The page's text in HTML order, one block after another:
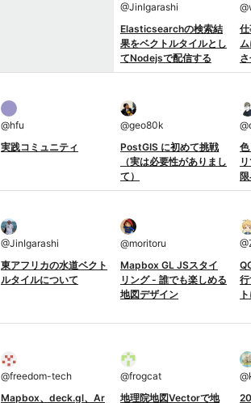
@JinIgarashi
Elasticsearchの検索結
果をベクトルタイルとし
てNodejsで配信する
@
@hfu
実践コミュニティ
@geo80k
PostGIS に初めて挑戦
（実は必要性がありまし
て）
@
@JinIgarashi
東アフリカの水道ベクト
ルタイルについて
@moritoru
Mapbox GL JSスタイ
リング - 誰でも楽しめる
地図デザイン
@
@freedom-tech
Mapbox、deck.gl、Ar
@frogcat
地理院地図Vectorで地
@